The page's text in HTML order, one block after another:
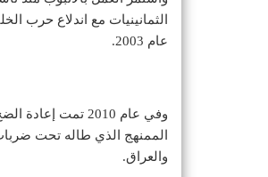
عام 2003.
وفي عام 2010 تمت
الممنهج الذي طاله تحت
والعراق.